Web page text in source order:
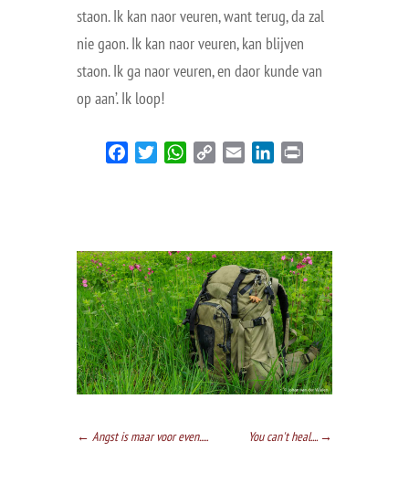
staon. Ik kan naor veuren, want terug, da zal
nie gaon. Ik kan naor veuren, kan blijven
staon. Ik ga naor veuren, en daor kunde van
op aan’. Ik loop!
FacebookTwitter WhatsApp
Copy
Email LinkedIn
← Angst is maar voor even..... You can't heal....→